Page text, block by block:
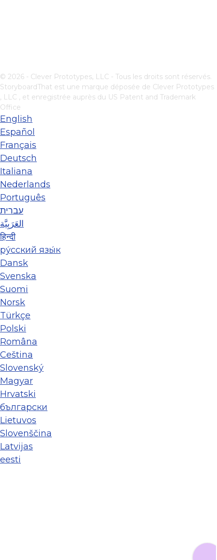
© 2026 - Clever Prototypes, LLC - Tous les droits sont réservés.
StoryboardThat est une marque déposée de Clever Prototypes
, LLC , et enregistrée auprès du US Patent and Trademark
Office
English
Español
Français
Deutsch
Italiana
Nederlands
Português
עברית
العَرَبِيَّة
हिन्दी
ру́сский язы́к
Dansk
Svenska
Suomi
Norsk
Türkçe
Polski
Româna
Ceština
Slovenský
Magyar
Hrvatski
български
Lietuvos
Slovenščina
Latvijas
eesti